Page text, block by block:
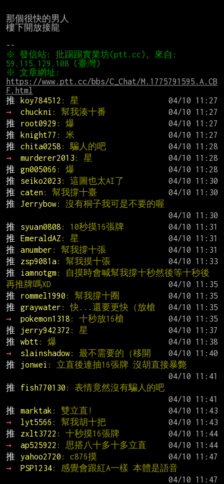
那個很快的男人
樓下開放接龍
※ 發信站: 批踢踢實業坊(ptt.cc), 來自:
https://www.ptt.cc/bbs/C_Chat/M.1775791595.A.CB
F.html
推
koy784512 : 星
→
chuckni : 幫我湊十番
推
root0929 : 爆
推
knight77 : 米
推
chita0258 : 騙人的吧
→
murderer2013 : 星
推
gn005066 : 爆
推
seiko2023 : 這圖也太AI了
推
caten: 幫我撐十臺
推
Jerrybow: 沒有桐子我可是不要的喔
推
syuan0808 : 10秒摸16張牌
推
EmeraldAZ : 星
推
anumber : 幫我撐十張
推
zsp9081a: 幫我摸十張
推
iamnotgm: 自摸時會喊幫我撐十秒然後等十秒後
再推牌嗎XD
推
rommel1990 : 幫我撐十圈
推
graywater : 快...還要更快（放槍
→
pokemon1318 : 十秒放16槍
推
jerry942372 : 星
推
wbtt : 爆
→
slainshadow: 最不需要的（移開
推
jonwei : 立直後連抽16張牌 沒胡直接暴斃
推
fish770130 : 表情竟然沒有騙人的吧
推
marktak : 雙立直!
→
lyt5566 : 幫我胡十把
推
zxlt3722 : 十秒摸16張牌
→
ap525922 : 思搭八十多十多立直
推
yahoo2720 : c876摸
→
PSP1234: 感覺會跟紅A一樣 本體是語音